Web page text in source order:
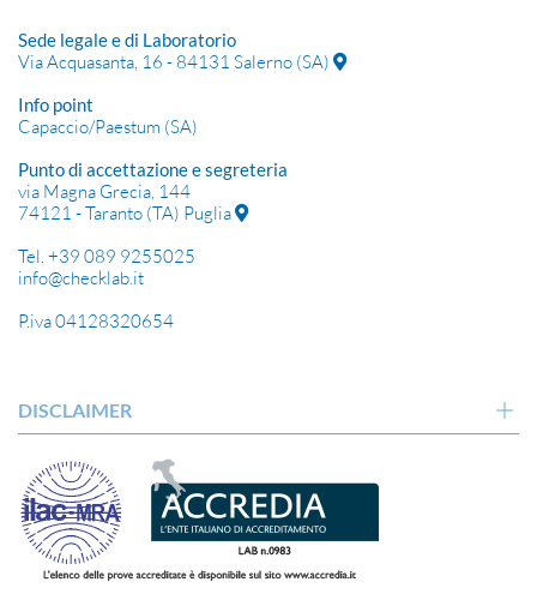
Sede legale e di Laboratorio
Via Acquasanta, 16 - 84131 Salerno (SA)
Info point
Capaccio/Paestum (SA)
Punto di accettazione e segreteria
via Magna Grecia, 144
74121 - Taranto (TA) Puglia
Tel. +39 089 9255025
info@checklab.it
P.iva 04128320654
DISCLAIMER